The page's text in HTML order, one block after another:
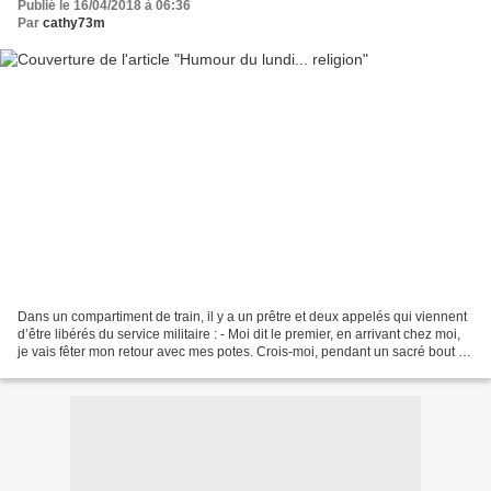
Publié le 16/04/2018 à 06:36
Par cathy73m
Dans un compartiment de train, il y a un prêtre et deux appelés qui viennent
d’être libérés du service militaire : - Moi dit le premier, en arrivant chez moi,
je vais fêter mon retour avec mes potes. Crois-moi, pendant un sacré bout de